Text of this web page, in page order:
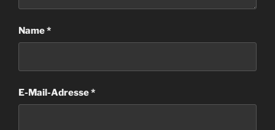
Name*
E-Mail-Adresse*